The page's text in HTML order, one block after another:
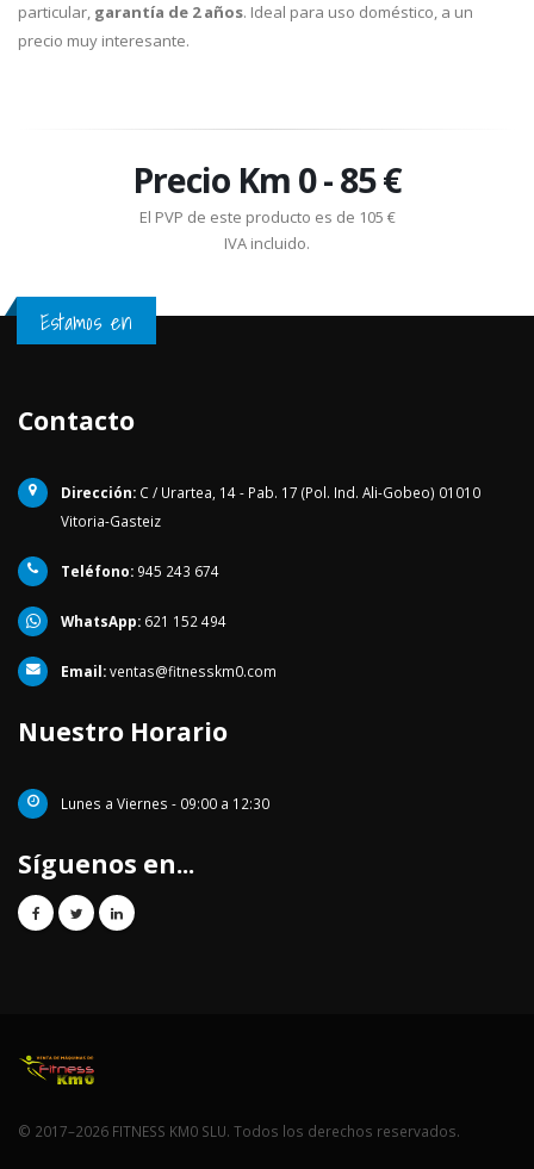
particular, garantía de 2 años. Ideal para uso doméstico, a un
precio muy interesante.
Precio Km 0 - 85 €
El PVP de este producto es de 105 €
IVA incluido.
Estamos en
Contacto
Dirección: C / Urartea, 14 - Pab. 17 (Pol. Ind. Ali-Gobeo) 01010
Vitoria-Gasteiz
Teléfono: 945 243 674
WhatsApp: 621 152 494
Email:ventas@fitnesskm0.com
Nuestro Horario
Lunes a Viernes - 09:00 a 12:30
Síguenos en...
© 2017–2026 FITNESS KM0 SLU. Todos los derechos reservados.